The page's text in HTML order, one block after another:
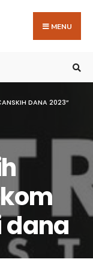
MENU
DANA 2023”
dana